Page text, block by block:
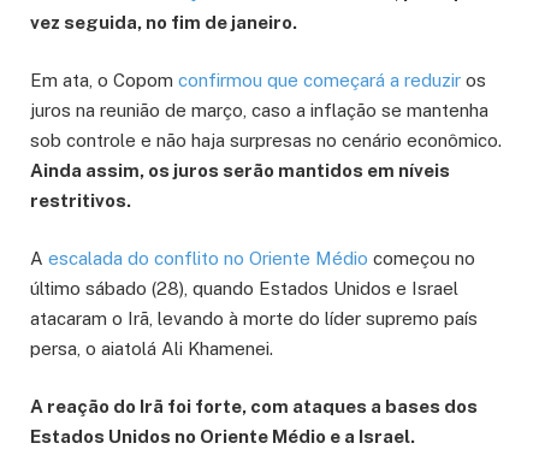
vez seguida, no fim de janeiro.
Em ata, o Copom confirmou que começará a reduzir os
juros na reunião de março, caso a inflação se mantenha
sob controle e não haja surpresas no cenário econômico.
Ainda assim, os juros serão mantidos em níveis
restritivos.
A escalada do conflito no Oriente Médio começou no
último sábado (28), quando Estados Unidos e Israel
atacaram o Irã, levando à morte do líder supremo país
persa, o aiatolá Ali Khamenei.
A reação do Irã foi forte, com ataques a bases dos
Estados Unidos no Oriente Médio e a Israel.